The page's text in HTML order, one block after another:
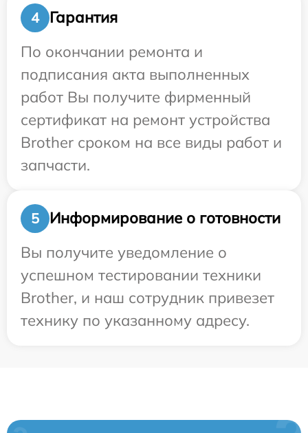
4
Гарантия
По окончании ремонта и
подписания акта выполненных
работ Вы получите фирменный
сертификат на ремонт устройства
Brother сроком на все виды работ и
запчасти.
5
Информирование о готовности
Вы получите уведомление о
успешном тестировании техники
Brother, и наш сотрудник привезет
технику по указанному адресу.